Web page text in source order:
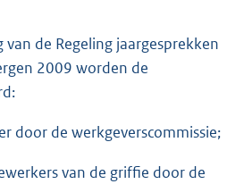
van de Regeling jaargesprekken
2009 worden de
door de werkgeverscommissie;
van de griffie door de